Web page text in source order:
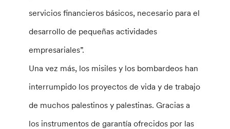
servicios financieros básicos, necesario para el
desarrollo de pequeñas actividades
empresariales”.
Una vez más, los misiles y los bombardeos han
interrumpido los proyectos de vida y de trabajo
de muchos palestinos y palestinas. Gracias a
los instrumentos de garantía ofrecidos por las